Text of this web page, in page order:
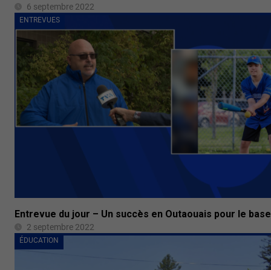
6 septembre 2022
ENTREVUES
Entrevue du jour – Un succès en Outaouais pour le
2 septembre 2022
ÉDUCATION